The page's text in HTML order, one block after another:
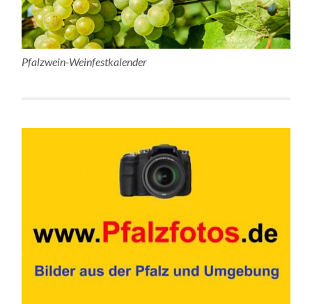
Pfalzwein-Weinfestkalender